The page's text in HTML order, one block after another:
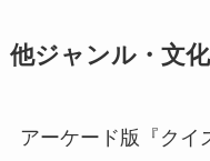
他ジャンル・文
アーケード版『クイ